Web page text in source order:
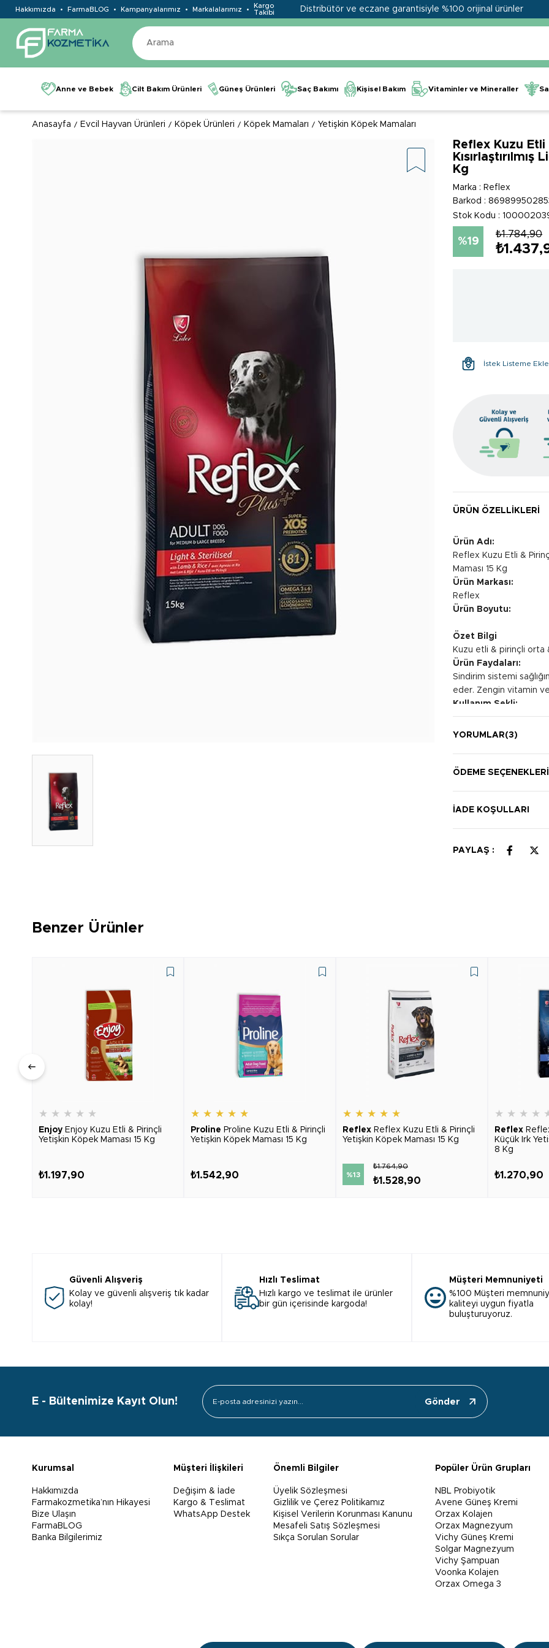
Hakkımızda FarmaBLOG Kampanyalarımız Markalalarımız
Kargo
Takibi
Distribütör ve eczane garantisiyle %100 orijinal ürünler
Anne ve Bebek Cilt Bakım Ürünleri Güneş Ürünleri Saç Bakımı Kişisel Bakım Vitaminler ve Mineraller
Anasayfa Evcil Hayvan Ürünleri Köpek Ürünleri Köpek Mamaları Yetişkin Köpek Mamaları
Reflex Kuzu
Kg
Marka : Reflex
Barkod :
Stok Kodu
19
₺1.784,90
İstek Listeme Ekle
ÜRÜN ÖZELLIKLERI
Ürün Adı:
Reflex Kuzu Etli &
Maması 15 Kg
Ürün Markası:
Reflex
Ürün Boyutu:
Özet Bilgi
Kuzu etli & pirinçli orta
Ürün Faydaları:
Sindirim sistemi
eder. Zengin vitamin
Kullanım Şekli:
Köpeğin ağırlığına
görünüşlü köpekler
20 kg: 288-318 g; 25
380-421 g; 40 kg: 421-
YORUMLAR(3)
ÖDEME SEÇENEKLERI
İADE KOŞULLARI
PAYLAŞ :
Benzer Ürünler
★ ★ ★ ★ ★
Enjoy Enjoy Kuzu Etli & Pirinçli
Yetişkin Köpek Maması 15 Kg
₺1.197,90
★ ★ ★ ★ ★
Proline Proline Kuzu Etli & Pirinçli
Yetişkin Köpek Maması 15 Kg
₺1.542,90
★ ★ ★ ★ ★
Reflex Reflex Kuzu Etli & Pirinçli
Yetişkin Köpek Maması 15 Kg
%13
₺1.528,90
₺1.764,90
★ ★ ★ ★
Reflex
Küçük Irk
8 Kg
₺1.270,90
Güvenli Alışveriş
Kolay ve güvenli alışveriş tık kadar
kolay!
Hızlı Teslimat
Hızlı kargo ve teslimat ile ürünler
bir gün içerisinde kargoda!
Müşteri Memnuniyeti
%100 Müşteri
kaliteyi uygun fiyatla
buluşturuyoruz.
E - Bültenimize Kayıt Olun! Gönder
Kurumsal
Hakkımızda
Farmakozmetika’nın Hikayesi
Bize Ulaşın
FarmaBLOG
Banka Bilgilerimiz
Müşteri İlişkileri
Değişim & İade
Kargo & Teslimat
WhatsApp Destek
Önemli Bilgiler
Üyelik Sözleşmesi
Gizlilik ve Çerez Politikamız
Kişisel Verilerin Korunması Kanunu
Mesafeli Satış Sözleşmesi
Sıkça Sorulan Sorular
Popüler Ürün Grupları
NBL Probiyotik
Avene Güneş Kremi
Orzax Kolajen
Orzax Magnezyum
Vichy Güneş Kremi
Solgar Magnezyum
Vichy Şampuan
Voonka Kolajen
Orzax Omega 3